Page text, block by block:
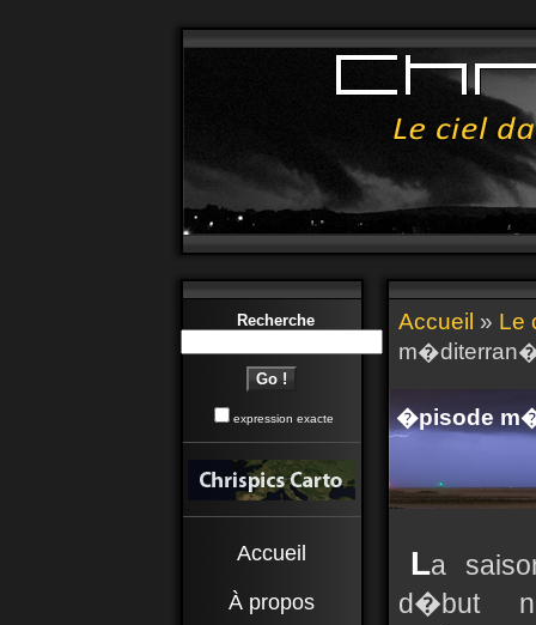
Recherche
expression exacte
Accueil
À propos
Accueil » Le
�pisode
La
d�but